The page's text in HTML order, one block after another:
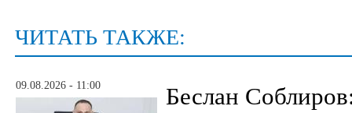
ЧИТАТЬ ТАКЖЕ:
09.08.2026 - 11:00
Беслан